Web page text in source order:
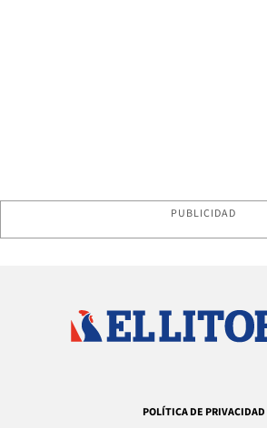
PUBLICIDAD
POLÍTICA DE PRIVACIDAD